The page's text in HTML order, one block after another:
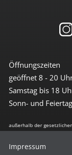
Öffnungszeiten
geöffnet 8 - 20
Samstag bis 18
Sonn- und
außerhalb der
Impressum